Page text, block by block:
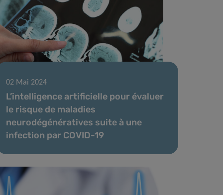
02 Mai 2024
L’intelligence artificielle pour évaluer
le risque de maladies
neurodégénératives suite à une
infection par COVID-19